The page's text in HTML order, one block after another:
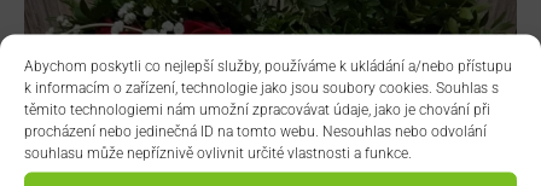
Abychom poskytli co nejlepší služby, používáme k ukládání a/nebo přístupu
k informacím o zařízení, technologie jako jsou soubory cookies. Souhlas s
těmito technologiemi nám umožní zpracovávat údaje, jako je chování při
procházení nebo jedinečná ID na tomto webu. Nesouhlas nebo odvolání
souhlasu může nepříznivě ovlivnit určité vlastnosti a funkce.